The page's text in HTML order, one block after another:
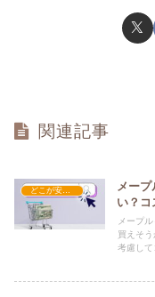
関連記事
どこが安い？-お菓子・スイーツ・アイス
メープ
い？コ
メープ
買えそ
考慮して